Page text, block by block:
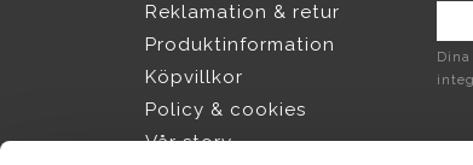
Reklamation & retur
Produktinformation
Köpvillkor
Policy & cookies
Vår story